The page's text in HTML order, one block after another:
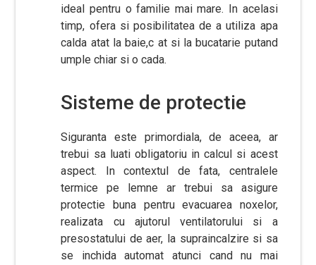
ideal pentru o familie mai mare. In acelasi
timp, ofera si posibilitatea de a utiliza apa
calda atat la baie,c at si la bucatarie putand
umple chiar si o cada.
Sisteme de protectie
Siguranta este primordiala, de aceea, ar
trebui sa luati obligatoriu in calcul si acest
aspect. In contextul de fata, centralele
termice pe lemne ar trebui sa asigure
protectie buna pentru evacuarea noxelor,
realizata cu ajutorul ventilatorului si a
presostatului de aer, la supraincalzire si sa
se inchida automat atunci cand nu mai